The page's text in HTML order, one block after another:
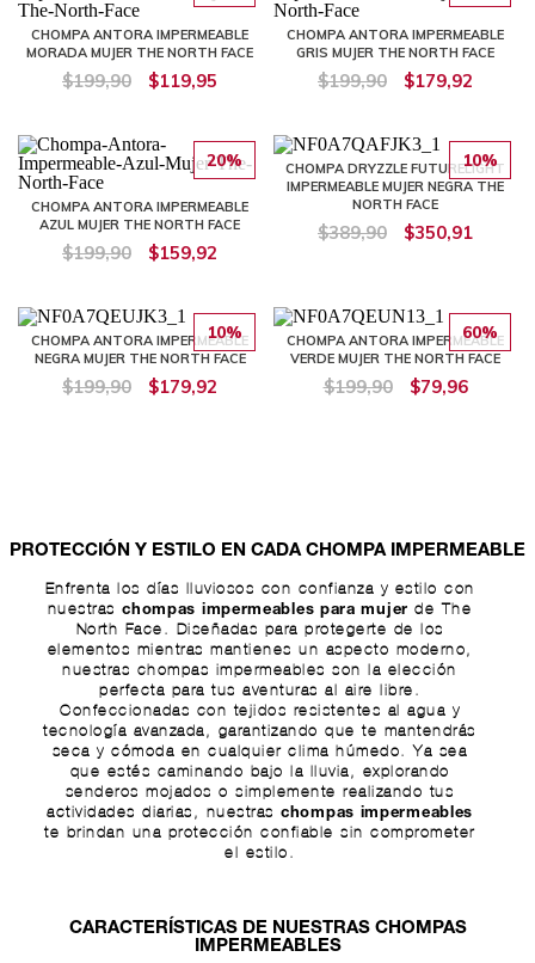
CHOMPA ANTORA IMPERMEABLE
MORADA MUJER THE NORTH FACE
$199,90 $119,95
CHOMPA ANTORA IMPERMEABLE
GRIS MUJER THE NORTH FACE
$199,90 $179,92
20%
CHOMPA ANTORA IMPERMEABLE
AZUL MUJER THE NORTH FACE
$199,90 $159,92
10%
CHOMPA DRYZZLE FUTURELIGHT
IMPERMEABLE MUJER NEGRA THE
NORTH FACE
$389,90 $350,91
10%
CHOMPA ANTORA IMPERMEABLE
NEGRA MUJER THE NORTH FACE
$199,90 $179,92
60%
CHOMPA ANTORA IMPERMEABLE
VERDE MUJER THE NORTH FACE
$199,90 $79,96
PROTECCIÓN Y ESTILO EN CADA CHOMPA IMPERMEABLE
Enfrenta los días lluviosos con confianza y estilo con
nuestraschompas impermeables para mujer de The
North Face. Diseñadas para protegerte de los
elementos mientras mantienes un aspecto moderno,
nuestras chompas impermeables son la elección
perfecta para tus aventuras al aire libre.
Confeccionadas con tejidos resistentes al agua y
tecnología avanzada, garantizando que te mantendrás
seca y cómoda en cualquier clima húmedo. Ya sea
que estés caminando bajo la lluvia, explorando
senderos mojados o simplemente realizando tus
actividades diarias, nuestraschompas impermeables
te brindan una protección confiable sin comprometer
el estilo.
CARACTERÍSTICAS DE NUESTRAS CHOMPAS
IMPERMEABLES